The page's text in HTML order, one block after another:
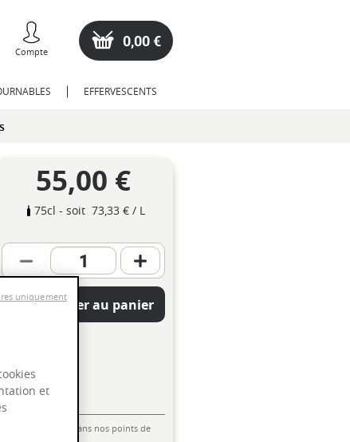
Compte
0,00 €
EFFERVESCENTS
55,00 €
75cl - soit 73,33 €/ L
Ajouter au panier
Livraison offerte dans nos points de
et
uniquement